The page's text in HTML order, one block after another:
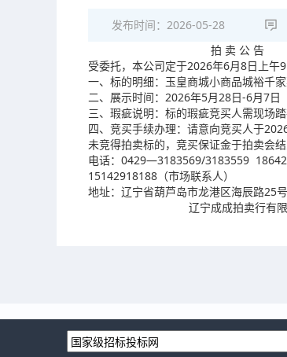
发布时间： 2026-05-28
拍 卖 公 告
受委托，本公司定于2026年6月8日上午
一、标的明细：玉皇商城小商品城裕千
二、展示时间：2026年5月28日-6月7日
三、瑕疵说明：标的瑕疵竞买人需现场
四、竞买手续办理：请意向竞买人于
未竞得拍卖标的，竞买保证金于拍卖会
电话：0429—3183569/3183559
15142918188（市场联系人）
地址：辽宁省葫芦岛市龙港区海辰路25
辽宁成成拍卖行有限
2026年5